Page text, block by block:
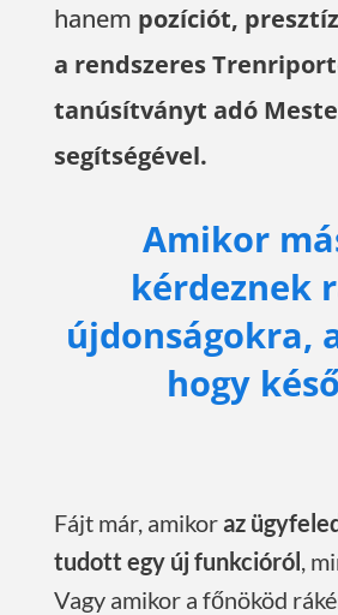
hanem pozíciót,
a rendszeres
tanúsítványt adó
segítségével.
Amikor
kérdeznek
újdonságokra,
hogy
Fájt már, amikoraz
tudott egy új funkcióról ,
Vagy amikor a főnököd